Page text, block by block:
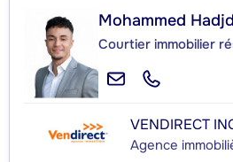
Mohammed
Courtier immobilier
VENDIRECT
Agence